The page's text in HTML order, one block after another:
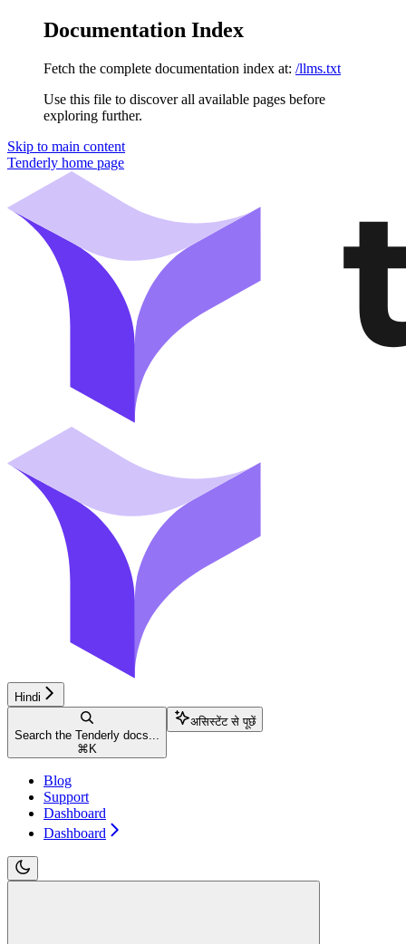
Documentation Index
Fetch the complete documentation index at: /llms.txt
Use this file to discover all available pages before
exploring further.
Skip to main content
Tenderly home page
Hindi
Search the Tenderly docs...
⌘ K
असिस्टेंट से पूछें
Blog
Support
Dashboard
Dashboard